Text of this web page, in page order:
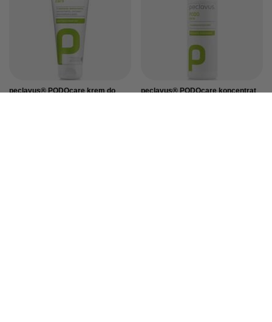
peclavus® PODOcare krem do
peclavus® PODOcare koncentrat